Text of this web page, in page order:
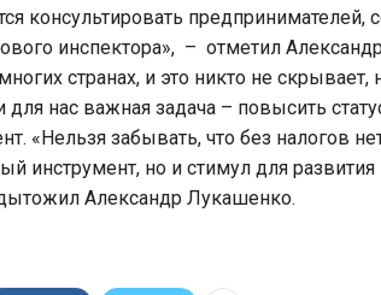
консультировать предпринимателей,
инспектора», – отметил
странах, и это никто не
для нас важная задача – повысить
«Нельзя забывать, что без налогов
инструмент, но и стимул для
Александр Лукашенко.